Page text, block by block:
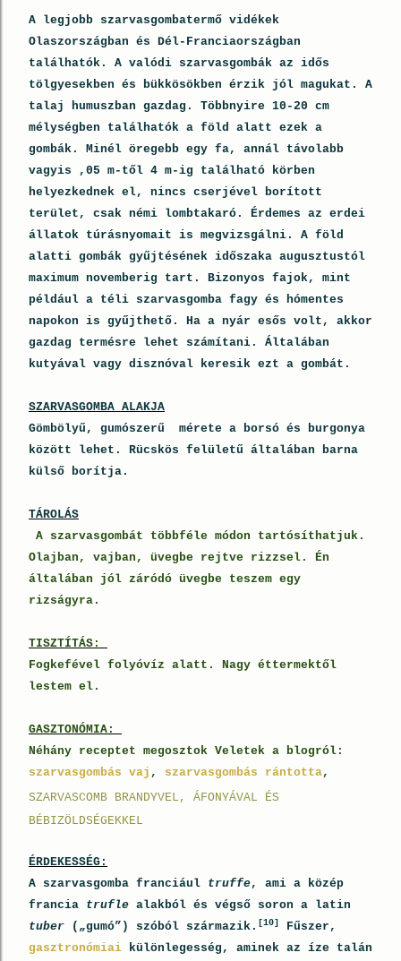
A legjobb szarvasgombatermő vidékek
Olaszországban és Dél-Franciaországban
találhatók. A valódi szarvasgombák az idős
tölgyesekben és bükkösökben érzik jól magukat. A
talaj humuszban gazdag. Többnyire 10-20 cm
mélységben találhatók a föld alatt ezek a
gombák. Minél öregebb egy fa, annál távolabb
vagyis ,05 m-től 4 m-ig található körben
helyezkednek el, nincs cserjével borított
terület, csak némi lombtakaró. Érdemes az erdei
állatok túrásnyomait is megvizsgálni. A föld
alatti gombák gyűjtésének időszaka augusztustól
maximum novemberig tart. Bizonyos fajok, mint
például a téli szarvasgomba fagy és hómentes
napokon is gyűjthető. Ha a nyár esős volt, akkor
gazdag termésre lehet számítani. Általában
kutyával vagy disznóval keresik ezt a gombát.
SZARVASGOMBA ALAKJA
Gömbölyű, gumószerű mérete a borsó és burgonya
között lehet. Rücskös felületű általában barna
külső borítja.
TÁROLÁS
A szarvasgombát többféle módon tartósíthatjuk.
Olajban, vajban, üvegbe rejtve rizzsel. Én
általában jól záródó üvegbe teszem egy
rizságyra.
TISZTÍTÁS:
Fogkefével folyóvíz alatt. Nagy éttermektől
lestem el.
GASZTONÓMIA:
Néhány receptet megosztok Veletek a blogról:
szarvasgombás vaj , szarvasgombás rántotta,
SZARVASCOMB BRANDYVEL, ÁFONYÁVAL ÉS
BÉBIZÖLDSÉGEKKEL
ÉRDEKESSÉG:
A szarvasgomba franciául truffe, ami a közép
francia trufle alakból és végső soron a latin
tuber („gumó”) szóból származik. [10]
Fűszer,
gasztronómiai különlegesség, aminek az íze talán